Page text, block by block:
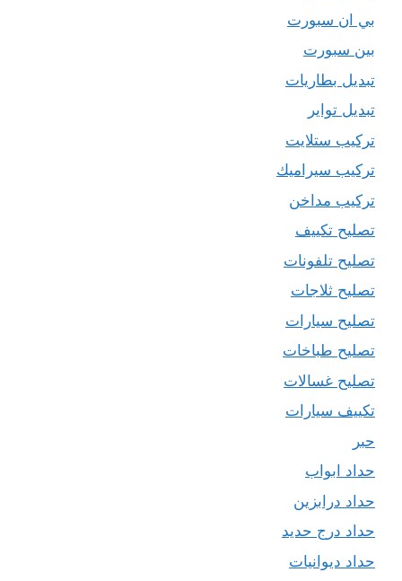
بي ان سبورت
بين سبورت
تبديل بطاريات
تبديل تواير
تركيب ستلايت
تركيب سيراميك
تركيب مداخن
تصليح تكييف
تصليح تلفونات
تصليح ثلاجات
تصليح سيارات
تصليح طباخات
تصليح غسالات
تكييف سيارات
حبر
حداد ابواب
حداد درابزين
حداد درج حديد
حداد ديوانيات